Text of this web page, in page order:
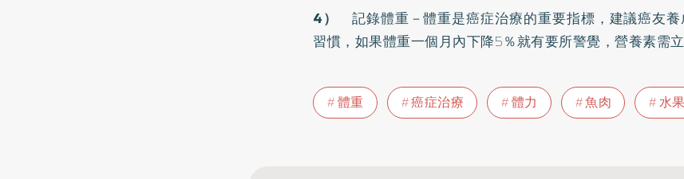
4）
記錄體重－體重是癌症治療的重要指標，建議癌友
習慣，如果體重一個月內下降5％就有要所警覺，營養素需立
體重 癌症治療 體力 魚肉 水果